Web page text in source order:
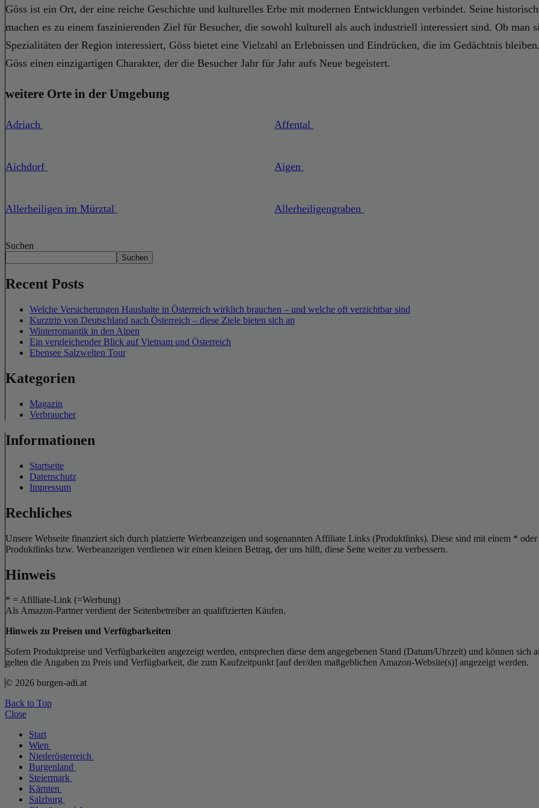
Göss ist ein Ort, der eine reiche Geschichte und kulturelles Erbe mit modernen Entwicklungen verbindet. Seine
machen es zu einem faszinierenden Ziel für Besucher, die sowohl kulturell als auch industriell interessiert sind. Ob
Spezialitäten der Region interessiert, Göss bietet eine Vielzahl an Erlebnissen und Eindrücken, die im Gedächtnis
Göss einen einzigartigen Charakter, der die Besucher Jahr für Jahr aufs Neue begeistert.
weitere Orte in der Umgebung
Adriach Affental
Aichdorf Aigen
Allerheiligen im Mürztal Allerheiligengraben
Suchen
Suchen
Recent Posts
Welche Versicherungen Haushalte in Österreich wirklich brauchen – und welche oft verzichtbar sind
Kurztrip von Deutschland nach Österreich – diese Ziele bieten sich an
Winterromantik in den Alpen
Ein vergleichender Blick auf Vietnam und Österreich
Ebensee Salzwelten Tour
Kategorien
Magazin
Verbraucher
Informationen
Startseite
Datenschutz
Impressum
Rechliches
Unsere Webseite finanziert sich durch platzierte Werbeanzeigen und sogenannten Affiliate Links (Produktlinks). Diese sind mit einem *
Produktlinks bzw. Werbeanzeigen verdienen wir einen kleinen Betrag, der uns hilft, diese Seite weiter zu verbessern.
Hinweis
* = Afilliate-Link (=Werbung)
Als Amazon-Partner verdient der Seitenbetreiber an qualifizierten Käufen.
Hinweis zu Preisen und Verfügbarkeiten
Sofern Produktpreise und Verfügbarkeiten angezeigt werden, entsprechen diese dem angegebenen Stand (Datum/Uhrzeit) und können
gelten die Angaben zu Preis und Verfügbarkeit, die zum Kaufzeitpunkt [auf der/den maßgeblichen Amazon-Website(s)] angezeigt werden.
© 2026 burgen-adi.at
Back to Top
Close
Start
Wien
Niederösterreich
Burgenland
Steiermark
Kärnten
Salzburg